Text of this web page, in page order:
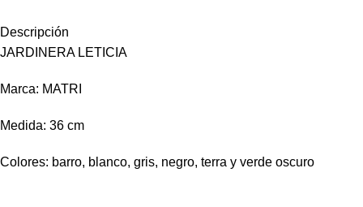
Descripción
JARDINERA LETICIA
Marca: MATRI
Medida: 36 cm
Colores: barro, blanco, gris, negro, terra y verde oscuro